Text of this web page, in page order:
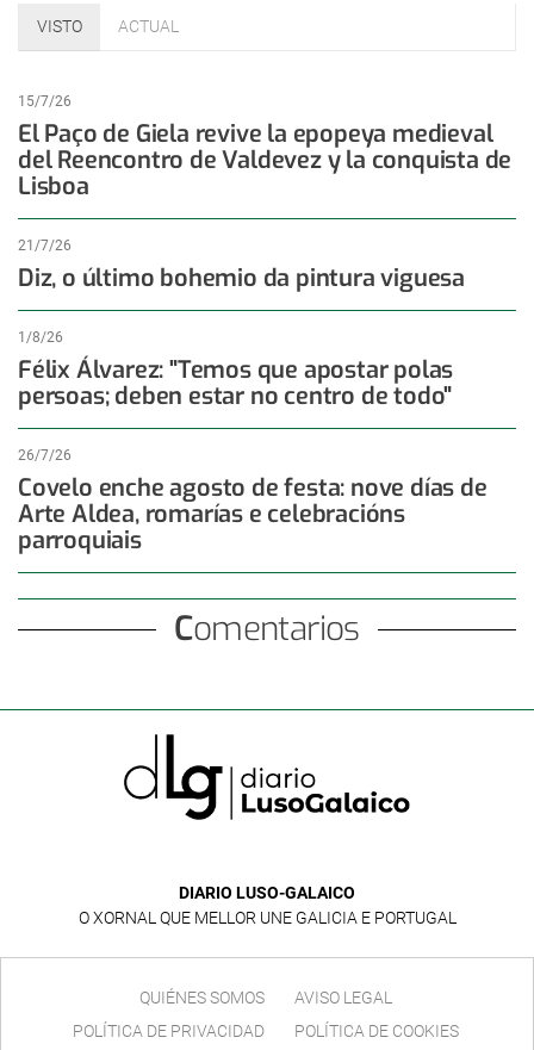
VISTO ACTUAL
15/7/26
El Paço de Giela revive la epopeya medieval
del Reencontro de Valdevez y la conquista de
Lisboa
21/7/26
Diz, o último bohemio da pintura viguesa
1/8/26
Félix Álvarez: "Temos que apostar polas
persoas; deben estar no centro de todo"
26/7/26
Covelo enche agosto de festa: nove días de
Arte Aldea, romarías e celebracións
parroquiais
Comentarios
DIARIO LUSO-GALAICO
O XORNAL QUE MELLOR UNE GALICIA E PORTUGAL
QUIÉNES SOMOS
AVISO LEGAL
POLÍTICA DE PRIVACIDAD
POLÍTICA DE COOKIES